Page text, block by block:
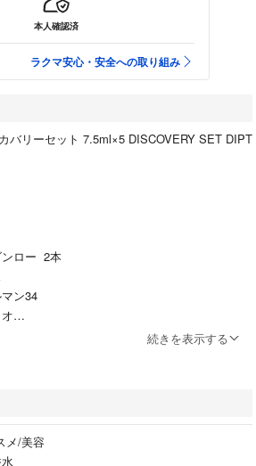
本人確認済
ラクマ安心・安全への取り組み
バリーセット 7.5ml×5 DISCOVERY SET DIPT
ロー 2本
ン34
続きを表示する
メ/美容